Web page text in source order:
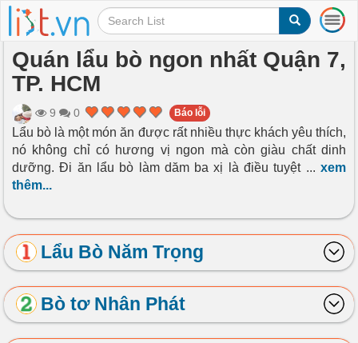
T
o
g
a
g
i
o
n
Quán lẩu bò ngon nhất Quận 7,
TP. HCM
9 0 Báo lỗi
Lẩu bò là một món ăn được rất nhiều thực khách yêu thích,
nó không chỉ có hương vị ngon mà còn giàu chất dinh
dưỡng. Đi ăn lẩu bò làm dăm ba xị là điều tuyệt ...xem
thêm...
Lẩu Bò Năm Trọng
Bò tơ Nhân Phát